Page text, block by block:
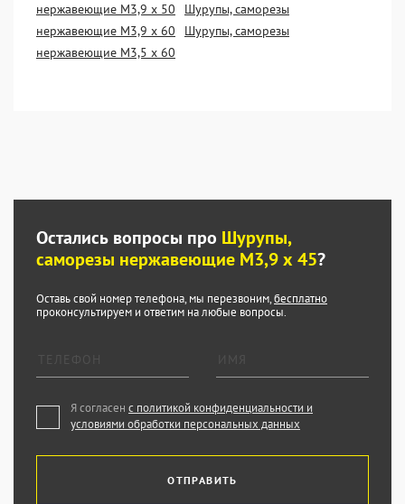
нержавеющие М3,9 х 50
Шурупы, саморезы
нержавеющие М3,9 х 60
Шурупы, саморезы
нержавеющие М3,5 х 60
Остались вопросы про Шурупы,
саморезы нержавеющие М3,9 х 45?
Оставь свой номер телефона, мы перезвоним,бесплатно
проконсультируем и ответим на любые вопросы.
Я согласен с политикой конфиденциальности и
условиями обработки персональных данных
ОТПРАВИТЬ